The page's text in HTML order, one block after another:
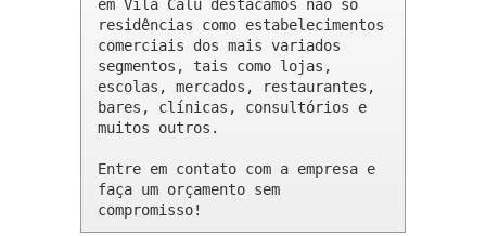
em Vila Calu destacamos não só
residências como estabelecimentos
comerciais dos mais variados
segmentos, tais como lojas,
escolas, mercados, restaurantes,
bares, clínicas, consultórios e
muitos outros.
Entre em contato com a empresa e
faça um orçamento sem
compromisso!